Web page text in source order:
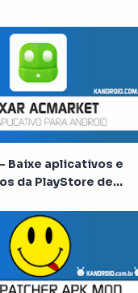
Baixe aplicativos e
da PlayStore de